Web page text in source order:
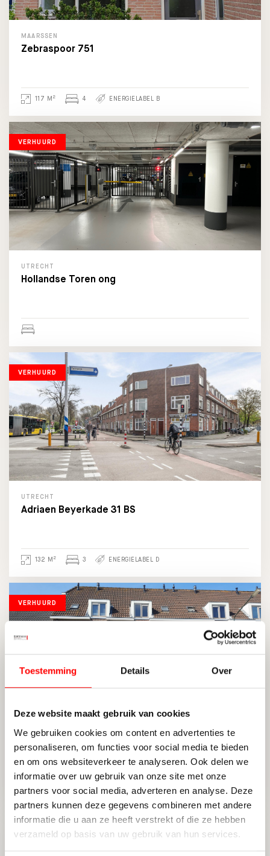
Toestemming Details Over
Deze website maakt gebruik van cookies
We gebruiken cookies om content en advertenties te
personaliseren, om functies voor social media te bieden
en om ons websiteverkeer te analyseren. Ook delen we
informatie over uw gebruik van onze site met onze
partners voor social media, adverteren en analyse. Deze
partners kunnen deze gegevens combineren met andere
informatie die u aan ze heeft verstrekt of die ze hebben
verzameld op basis van uw gebruik van hun services.
MAARSSEN
Zebraspoor 751
117 M 2 4 ENERGIELABEL B
VERHUURD
UTRECHT
Hollandse Toren ong
VERHUURD
UTRECHT
Adriaen Beyerkade 31 BS
132 M 2 3 ENERGIELABEL D
VERHUURD
Turfstreek 98
75 M 2 2
VERHUURD